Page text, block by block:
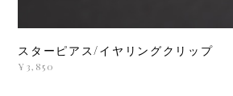
スターピアス/イヤリングクリップ
¥3,850